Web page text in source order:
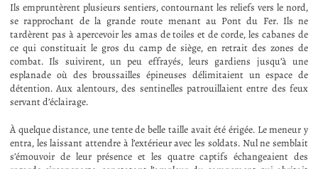
Ils empruntèrent plusieurs sentiers, contournant les reliefs vers le nord,
se rapprochant de la grande route menant au Pont du Fer. Ils ne
tardèrent pas à apercevoir les amas de toiles et de corde, les cabanes de
ce qui constituait le gros du camp de siège, en retrait des zones de
combat. Ils suivirent, un peu effrayés, leurs gardiens jusqu’à une
esplanade où des broussailles épineuses délimitaient un espace de
détention. Aux alentours, des sentinelles patrouillaient entre des feux
servant d’éclairage.
À quelque distance, une tente de belle taille avait été érigée. Le meneur y
entra, les laissant attendre à l’extérieur avec les soldats. Nul ne semblait
s’émouvoir de leur présence et les quatre captifs échangeaient des